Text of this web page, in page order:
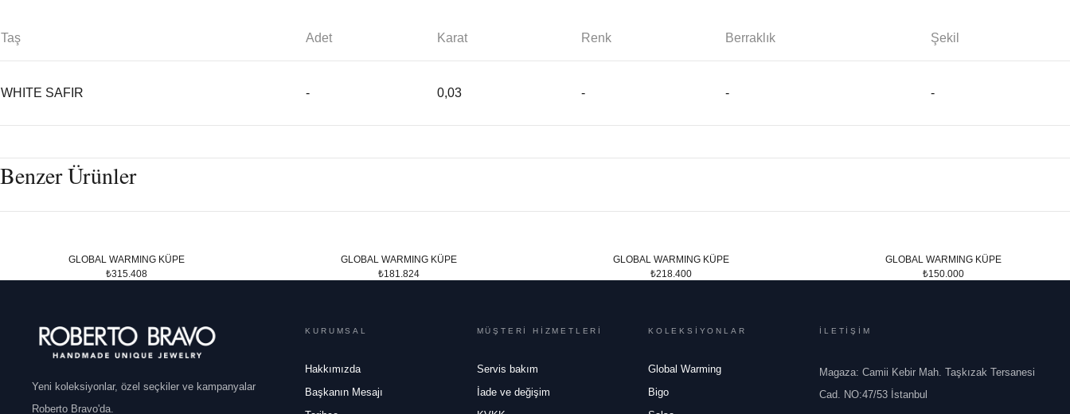
Taş Adet Karat Renk Berraklık Şekil
WHITE SAFIR - 0,03 - - -
Benzer Ürünler
GLOBAL WARMING KÜPE
₺315.408
GLOBAL WARMING KÜPE
₺181.824
GLOBAL WARMING KÜPE
₺218.400
GLOBAL WARMING KÜPE
₺150.000
Yeni koleksiyonlar, özel seçkiler ve kampanyalar
Roberto Bravo'da.
KURUMSAL
Hakkımızda
Başkanın Mesajı
MÜŞTERİ HİZMETLERİ
Servis bakım
İade ve değişim
KOLEKSİYONLAR
Global Warming
Bigo
İLETİŞİM
Magaza: Camii Kebir Mah. Taşkızak Tersanesi
Cad. NO:47/53 İstanbul